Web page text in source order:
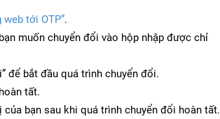
web tới OTP”.
muốn chuyển đổi vào hộp nhập được chỉ
để bắt đầu quá trình chuyển đổi.
tất.
của bạn sau khi quá trình chuyển đổi hoàn tất.